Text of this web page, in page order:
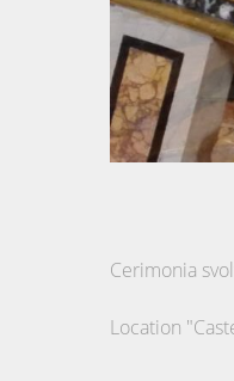
Cerimonia
Location